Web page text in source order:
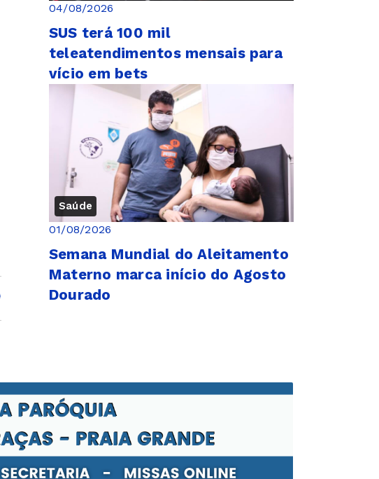
04/08/2026
SUS terá 100 mil
teleatendimentos mensais para
vício em bets
Saúde
01/08/2026
Semana Mundial do Aleitamento
Materno marca início do Agosto
Dourado